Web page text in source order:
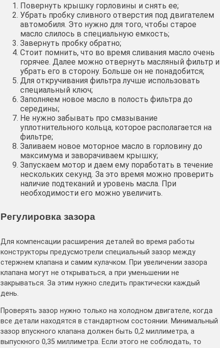
Повернуть крышку горловины и снять ее;
Убрать пробку сливного отверстия под двигателем
автомобиля. Это нужно для того, чтобы старое
масло слилось в специальную емкость;
Завернуть пробку обратно;
Стоит помнить, что во время сливания масло очень
горячее. Далее можно отвернуть масляный фильтр и
убрать его в сторону. Больше он не понадобится;
Для откручивания фильтра лучше использовать
специальный ключ;
Заполняем новое масло в полость фильтра до
середины;
Не нужно забывать про смазывание
уплотнительного кольца, которое располагается на
фильтре;
Заливаем новое моторное масло в горловину до
максимума и заворачиваем крышку;
Запускаем мотор и даем ему поработать в течение
нескольких секунд. За это время можно проверить
наличие подтеканий и уровень масла. При
необходимости его можно увеличить.
Регулировка зазора
Для компенсации расширения деталей во время работы
конструкторы предусмотрели специальный зазор между
стержнем клапана и самим кулачком. При увеличении зазора
клапана могут не открываться, а при уменьшении не
закрываться. За этим нужно следить практически каждый
день.
Проверять зазор нужно только на холодном двигателе, когда
все детали находятся в стандартном состоянии. Минимальный
зазор впускного клапана должен быть 0,2 миллиметра, а
выпускного 0,35 миллиметра. Если этого не соблюдать, то